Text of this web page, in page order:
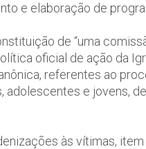
e elaboração de
de “uma
oficial de ação da
referentes ao
adolescentes e jovens,
às vítimas,